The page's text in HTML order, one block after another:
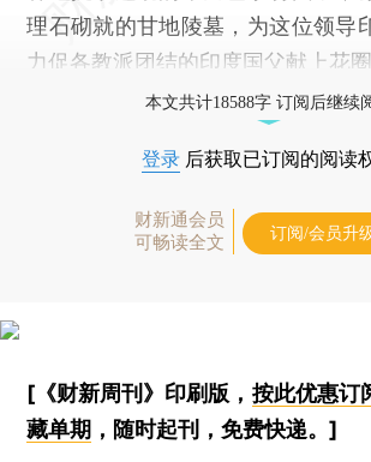
理石砌就的甘地陵墓，为这位领导
力促各教派团结的印度国父献上花圈
本文共计18588字 订阅后继续
登录 后获取已订阅的阅读
财新通会员
可畅读全文
订阅/会员升
[《财新周刊》印刷版， 按此优惠订
藏单期 ，随时起刊，免费快递。]